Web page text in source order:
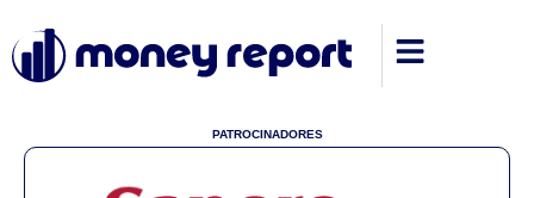
PATROCINADORES